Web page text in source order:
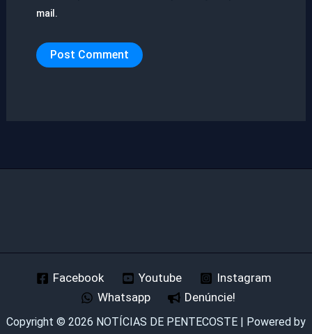
mail.
Facebook Youtube
Instagram
Whatsapp
Denúncie!
Copyright © 2026 NOTÍCIAS DE PENTECOSTE | Powered by